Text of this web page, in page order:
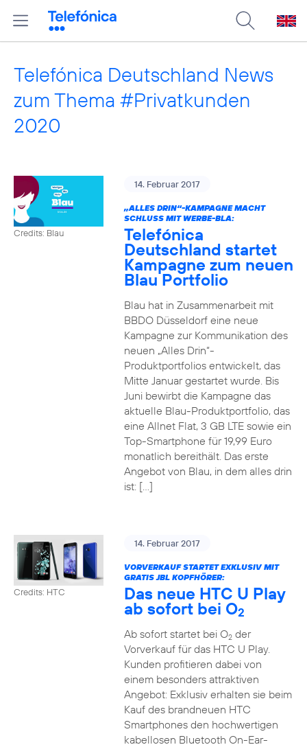
Telefónica Deutschland News
zum Thema #Privatkunden
2020
Credits: Blau
14. Februar 2017
„ALLES DRIN“-KAMPAGNE MACHT
SCHLUSS MIT WERBE-BLA:
Telefónica
Deutschland startet
Kampagne zum neuen
Blau Portfolio
Blau hat in Zusammenarbeit mit
BBDO Düsseldorf eine neue
Kampagne zur Kommunikation des
neuen „Alles Drin“-
Produktportfolios entwickelt, das
Mitte Januar gestartet wurde. Bis
Juni bewirbt die Kampagne das
aktuelle Blau-Produktportfolio, das
eine Allnet Flat, 3 GB LTE sowie ein
Top-Smartphone für 19,99 Euro
monatlich bereithält. Das erste
Angebot von Blau, in dem alles drin
ist: […]
Credits: HTC
14. Februar 2017
VORVERKAUF STARTET EXKLUSIV MIT
GRATIS JBL KOPFHÖRER:
Das neue HTC U Play
ab sofort bei O2
Ab sofort startet bei O2der
Vorverkauf für das HTC U Play.
Kunden profitieren dabei von
einem besonders attraktiven
Angebot: Exklusiv erhalten sie beim
Kauf des brandneuen HTC
Smartphones den hochwertigen
kabellosen Bluetooth On-Ear-